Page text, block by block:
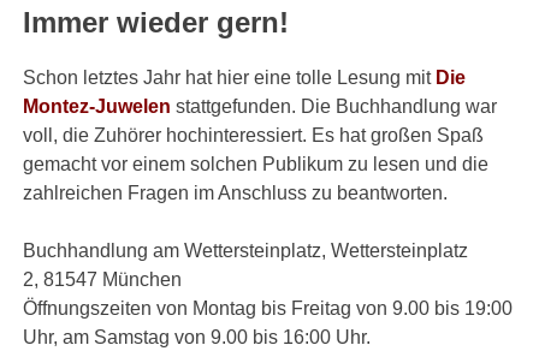
Immer wieder gern!
Schon letztes Jahr hat hier eine tolle Lesung mit Die
Montez-Juwelen stattgefunden. Die Buchhandlung war
voll, die Zuhörer hochinteressiert. Es hat großen Spaß
gemacht vor einem solchen Publikum zu lesen und die
zahlreichen Fragen im Anschluss zu beantworten.
Buchhandlung am Wettersteinplatz, Wettersteinplatz
2, 81547 München
Öffnungszeiten von Montag bis Freitag von 9.00 bis 19:00
Uhr, am Samstag von 9.00 bis 16:00 Uhr.